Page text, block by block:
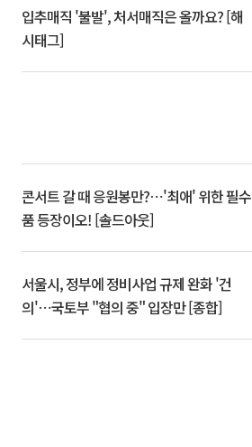
입추매직 '불발', 처서매직은 올까요? [해
시태그]
콘서트 갈 때 응원봉만?⋯'최애' 위한 필수
품 등장이오! [솔드아웃]
서울시, 정부에 정비사업 규제 완화 '건
의'⋯국토부 "협의 중" 입장만 [종합]